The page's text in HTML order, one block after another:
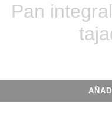
Pan